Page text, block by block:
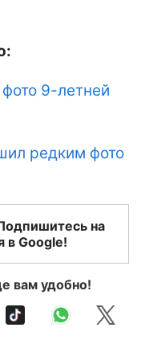
9-летней
редким фото
на
в Google!
вам удобно!